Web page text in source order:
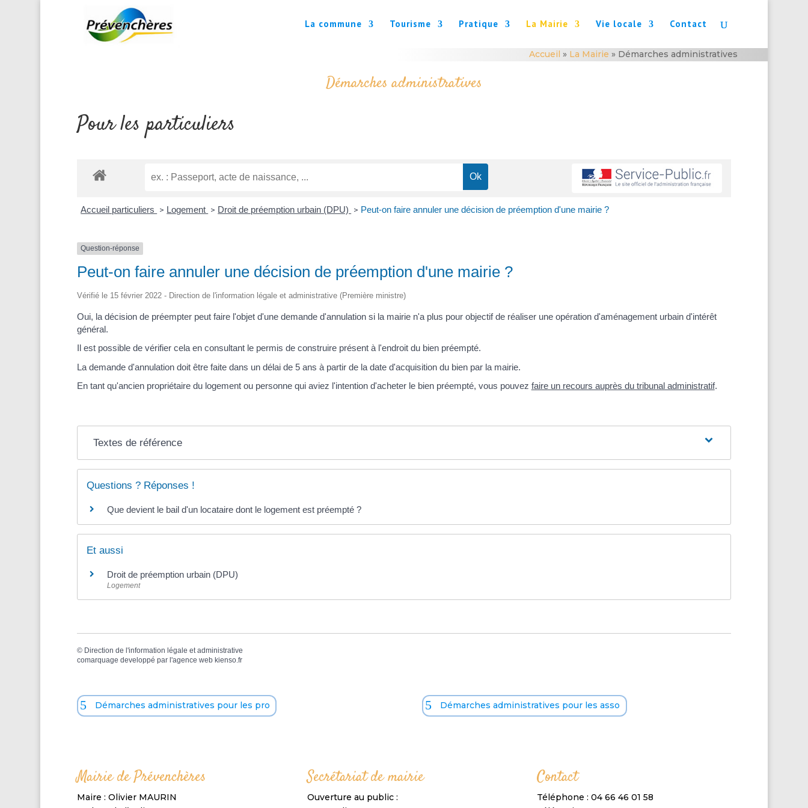
La commune Tourisme Pratique La Mairie Vie locale Contact
Accueil » La Mairie » Démarches administratives
Démarches administratives
Pour les particuliers
Accueil particuliers > Logement > Droit de préemption urbain (DPU) > Peut-on faire annuler une décision de préemption d'une mairie ?
Question-réponse
Peut-on faire annuler une décision de préemption d'une mairie ?
Vérifié le 15 février 2022 - Direction de l'information légale et administrative (Première ministre)
Oui, la décision de préempter peut faire l'objet d'une demande d'annulation si la mairie n'a plus pour objectif de réaliser une opération d'aménagement urbain d'intérêt
général.
Il est possible de vérifier cela en consultant le permis de construire présent à l'endroit du bien préempté.
La demande d'annulation doit être faite dans un délai de 5 ans à partir de la date d'acquisition du bien par la mairie.
En tant qu'ancien propriétaire du logement ou personne qui aviez l'intention d'acheter le bien préempté, vous pouvez faire un recours auprès du tribunal administratif.
Textes de référence
Questions ? Réponses !
Que devient le bail d'un locataire dont le logement est préempté ?
Et aussi
Droit de préemption urbain (DPU)
Logement
© Direction de l'information légale et administrative
comarquage developpé par l'agence web kienso.fr
Démarches administratives pour les pro Démarches administratives pour les asso
Mairie de Prévenchères
Maire : Olivier MAURIN
Secrétariat de mairie
Ouverture au public :
Contact
Téléphone : 04 66 46 01 58